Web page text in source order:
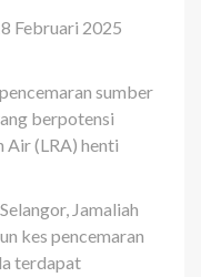
Februari 2025
sumber
berpotensi
Air (LRA) henti
Jamaliah
kes pencemaran
terdapat